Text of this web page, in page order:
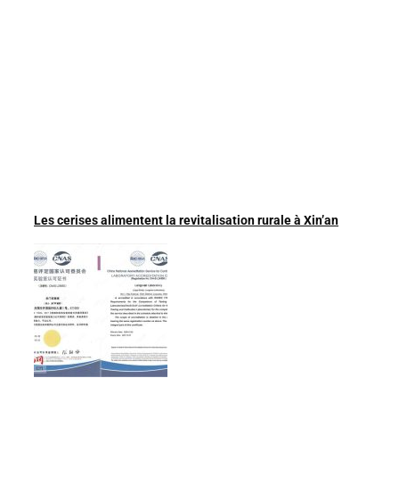
Les cerises alimentent la revitalisation rurale à Xin’an